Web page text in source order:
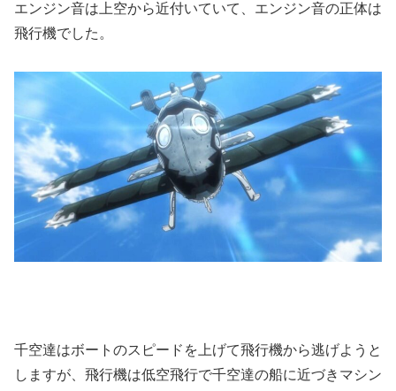
エンジン音は上空から近付いていて、エンジン音の正体は
飛行機でした。
千空達はボートのスピードを上げて飛行機から逃げようと
しますが、飛行機は低空飛行で千空達の船に近づきマシン